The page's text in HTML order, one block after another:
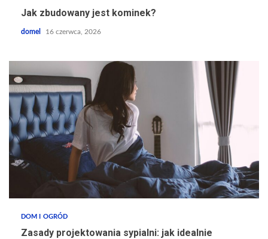
Jak zbudowany jest kominek?
domel 16 czerwca, 2026
DOM I OGRÓD
Zasady projektowania sypialni: jak idealnie